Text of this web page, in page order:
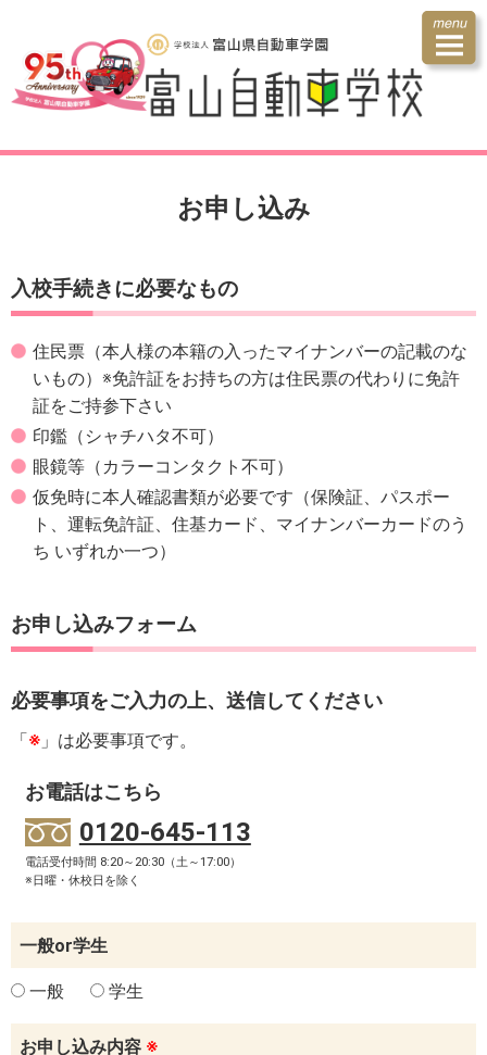
お申し込み
入校手続きに必要なもの
住民票（本人様の本籍の入ったマイナンバーの記載のな
いもの）※免許証をお持ちの方は住民票の代わりに免許
証をご持参下さい
印鑑（シャチハタ不可）
眼鏡等（カラーコンタクト不可）
仮免時に本人確認書類が必要です（保険証、パスポー
ト、運転免許証、住基カード、マイナンバーカードのう
ち いずれか一つ）
お申し込みフォーム
必要事項をご入力の上、送信してください
「※ 」は必要事項です。
お電話はこちら
0120-645-113
電話受付時間 8:20～20:30（土～17:00）
※日曜・休校日を除く
一般or学生
一般 学生
お申し込み内容 ※